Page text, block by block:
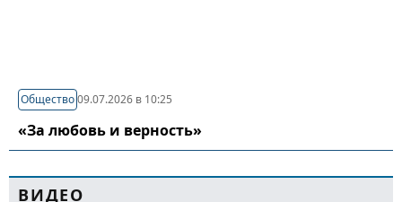
Общество09.07.2026 в 10:25
«За любовь и верность»
ВИДЕО